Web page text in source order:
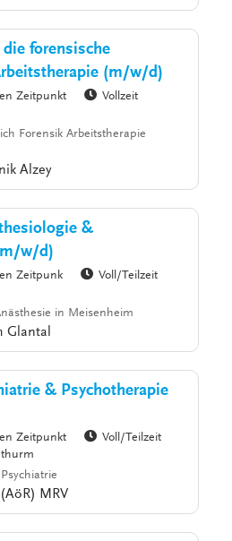
forensische
(m/w/d)
Zeitpunkt
Vollzeit
Forensik Arbeitstherapie
Alzey
&
w/d)
Zeitpunk
Voll/Teilzeit
in Meisenheim
Glantal
& Psychotherapie
Zeitpunkt
Voll/Teilzeit
MRV